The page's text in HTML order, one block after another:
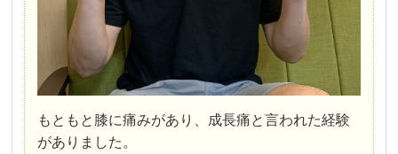
もともと膝に痛みがあり、成長痛と言われた経験
がありました。